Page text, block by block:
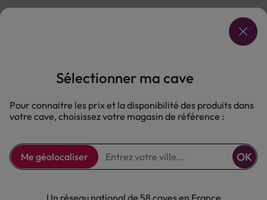
Vente uniquement en caves. Contactez votre caviste pour plus de renseignements.
L'ABUS D'ALCOOL EST DANGEREUX POUR LA SANTÉ, À CONSOMMER AVEC MODÉRATION.
Sélectionner ma cave
Pour connaitre les prix et la disponibilité des produits dans
votre cave, choisissez votre magasin de référence :
Me géolocaliser OK
Un réseau national de 58 caves en France